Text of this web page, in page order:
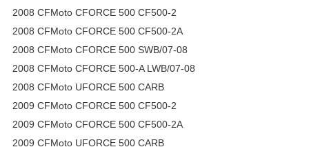
2008 CFMoto CFORCE 500 CF500-2
2008 CFMoto CFORCE 500 CF500-2A
2008 CFMoto CFORCE 500 SWB/07-08
2008 CFMoto CFORCE 500-A LWB/07-08
2008 CFMoto UFORCE 500 CARB
2009 CFMoto CFORCE 500 CF500-2
2009 CFMoto CFORCE 500 CF500-2A
2009 CFMoto UFORCE 500 CARB